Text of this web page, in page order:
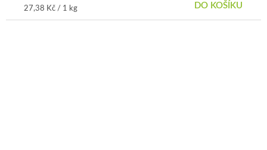
Měrná
cena:
27,38 Kč / 1 kg DO KOŠÍKU